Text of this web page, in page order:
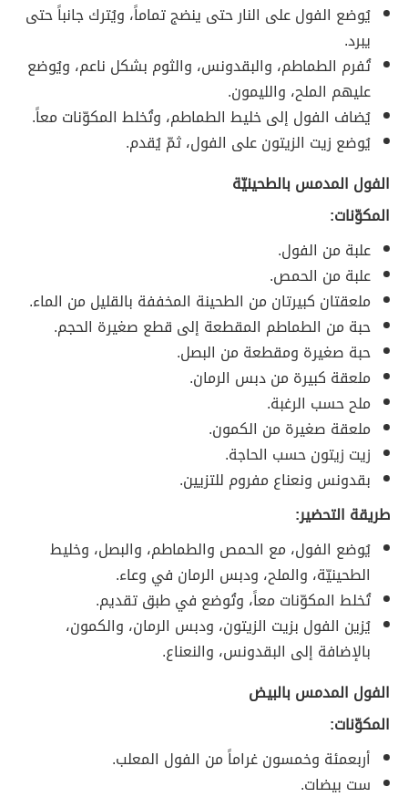
يُوضع الفول على النار حتى ينضج تماماً، ويُترك جانباً حتى
يبرد.
تُفرم الطماطم، والبقدونس، والثوم بشكل ناعم، ويُوضع
عليهم الملح، والليمون.
يُضاف الفول إلى خليط الطماطم، وتُخلط المكوّنات معاً.
يُوضع زيت الزيتون على الفول، ثمّ يُقدم.
الفول المدمس بالطحينيّة
المكوّنات:
علبة من الفول.
علبة من الحمص.
ملعقتان كبيرتان من الطحينة المخففة بالقليل من الماء.
حبة من الطماطم المقطعة إلى قطع صغيرة الحجم.
حبة صغيرة ومقطعة من البصل.
ملعقة كبيرة من دبس الرمان.
ملح حسب الرغبة.
ملعقة صغيرة من الكمون.
زيت زيتون حسب الحاجة.
بقدونس ونعناع مفروم للتزيين.
طريقة التحضير:
يُوضع الفول، مع الحمص والطماطم، والبصل، وخليط
الطحينيّة، والملح، ودبس الرمان في وعاء.
تُخلط المكوّنات معاً، وتُوضع في طبق تقديم.
يُزين الفول بزيت الزيتون، ودبس الرمان، والكمون،
بالإضافة إلى البقدونس، والنعناع.
الفول المدمس بالبيض
المكوّنات:
أربعمئة وخمسون غراماً من الفول المعلب.
ست بيضات.